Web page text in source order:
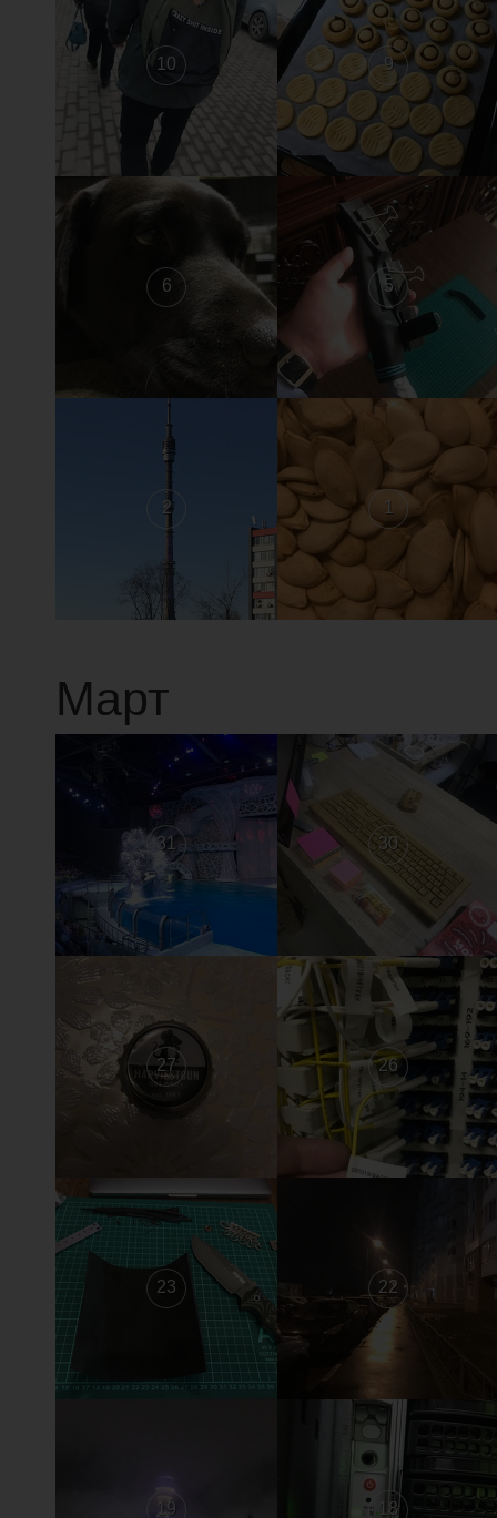
10 9
6 5
2 1
Март
31 30
27 26
23 22
19 18